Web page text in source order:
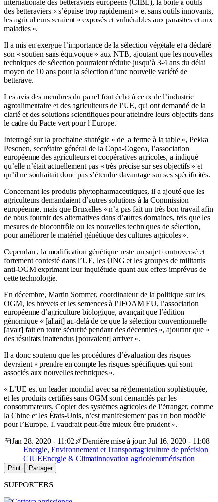
internationale des betteraviers européens (CIBE), la boîte à outils
des betteraviers « s’épuise trop rapidement » et sans outils innovants,
les agriculteurs seraient « exposés et vulnérables aux parasites et aux
maladies ».
Il a mis en exergue l’importance de la sélection végétale et a déclaré
son « soutien sans équivoque » aux NTB, ajoutant que les nouvelles
techniques de sélection pourraient réduire jusqu’à 3-4 ans du délai
moyen de 10 ans pour la sélection d’une nouvelle variété de
betterave.
Les avis des membres du panel font écho à ceux de l’industrie
agroalimentaire et des agriculteurs de l’UE, qui ont demandé de la
clarté et des solutions scientifiques pour atteindre leurs objectifs dans
le cadre du Pacte vert pour l’Europe.
Interrogé sur la prochaine stratégie « de la ferme à la table », Pekka
Pesonen, secrétaire général de la Copa-Cogeca, l’association
européenne des agriculteurs et coopératives agricoles, a indiqué
qu’elle n’était actuellement pas « très précise sur ses objectifs » et
qu’il ne souhaitait donc pas s’étendre davantage sur ses spécificités.
Concernant les produits phytopharmaceutiques, il a ajouté que les
agriculteurs demandaient d’autres solutions à la Commission
européenne, mais que Bruxelles « n’a pas fait un très bon travail afin
de nous fournir des alternatives dans d’autres domaines, tels que les
mesures de biocontrôle ou les nouvelles techniques de sélection,
pour améliorer le matériel génétique des cultures agricoles ».
Cependant, la modification génétique reste un sujet controversé et
fortement contesté dans l’UE, les ONG et les groupes de militants
anti-OGM exprimant leur inquiétude quant aux effets imprévus de
cette technologie.
En décembre, Martin Sommer, coordinateur de la politique sur les
OGM, les brevets et les semences à l’IFOAM EU, l’association
européenne d’agriculture biologique, avançait que l’édition
génomique « [allait] au-delà de ce que la sélection conventionnelle
[avait] fait en toute sécurité pendant des décennies », ajoutant que «
des résultats inattendus [pouvaient] arriver ».
Il a donc soutenu que les procédures d’évaluation des risques
devraient « prendre en compte les risques spécifiques qui sont
associés aux nouvelles techniques ».
« L’UE est un leader mondial avec sa réglementation sophistiquée,
et les produits certifiés sans OGM sont demandés par les
consommateurs. Copier des systèmes agricoles de l’étranger, comme
la Chine et les États-Unis, n’est manifestement pas un bon modèle
pour l’Europe. Il vaudrait peut-être mieux être prudent ».
Jan 28, 2020 - 11:02
Dernière mise à jour: Jul 16, 2020 - 11:08
Energie, Environnement et Transportagriculture de précision
CJUEEnergie & Climatinnovation agricolenumérisation
Print Partager
SUPPORTERS